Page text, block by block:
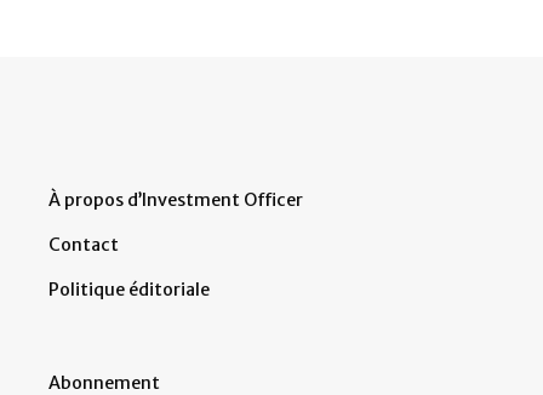
À propos d’Investment Officer
Contact
Politique éditoriale
Abonnement